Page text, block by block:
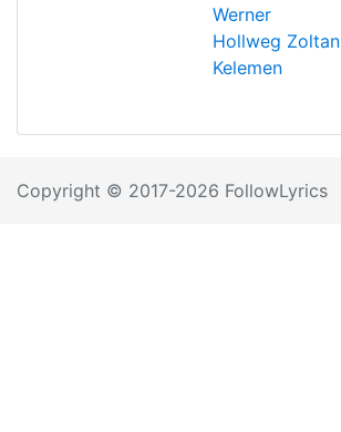
Werner
Hollweg Zoltan
Kelemen
Copyright © 2017-2026 FollowLyrics